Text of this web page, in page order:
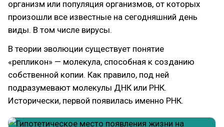
организм или популяция организмов, от которых
произошли все известные на сегодняшний день
виды. В том числе вирусы.
В теории эволюции существует понятие
«репликон» — молекула, способная к созданию
собственной копии. Как правило, под ней
подразумевают молекулы ДНК или РНК.
Исторически, первой появилась именно РНК.